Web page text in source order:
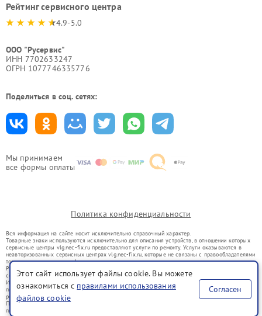
Мы принимаем
все формы оплаты
Рейтинг сервисного центра
4.9-5.0
ООО "Русервис"
ИНН 7702633247
ОГРН 1077746335776
Поделиться в соц. сетях:
Политика конфиденциальности
Вся информация на сайте носит исключительно справочный характер.
Товарные знаки используются исключительно для описания устройств, в отношении которых
сервисные центры vlg.nec-fix.ru предоставляют услуги по ремонту. Услуги оказываются в
неавторизованных сервисных центрах vlg.nec-fix.ru, которые не связаны с правообладателями
товарных знаков или их официальными представителями.
Ремонт осуществляется для устройств, уже введенных в гражданский оборот в соответствии
со статьей 1487 ГК РФ.
Использование товарных знаков не преследует цели индивидуализации услуг или введения
потребителей в заблуждение, а служит для информирования о предоставляемых услугах по
ремонту техники указанных брендов.
Представленная на сайте информация не является публичной офертой, определяемой
положениями Статьи 437(2) Гражданского кодекса РФ
Этот сайт использует файлы cookie. Вы можете
ознакомиться с правилами использования
файлов cookie
Согласен